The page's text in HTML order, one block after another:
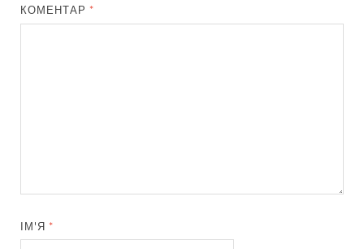
КОМЕНТАР *
ІМ'Я *